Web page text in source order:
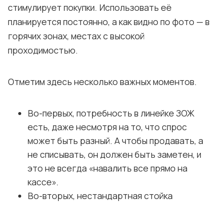
стимулирует покупки. Использовать её
планируется постоянно, а как видно по фото — в
горячих зонах, местах с высокой
проходимостью.
Отметим здесь несколько важных моментов.
Во-первых, потребность в линейке ЗОЖ
есть, даже несмотря на то, что спрос
может быть разный. А чтобы продавать, а
не списывать, он должен быть заметен, и
это не всегда «навалить все прямо на
кассе».
Во-вторых, нестандартная стойка